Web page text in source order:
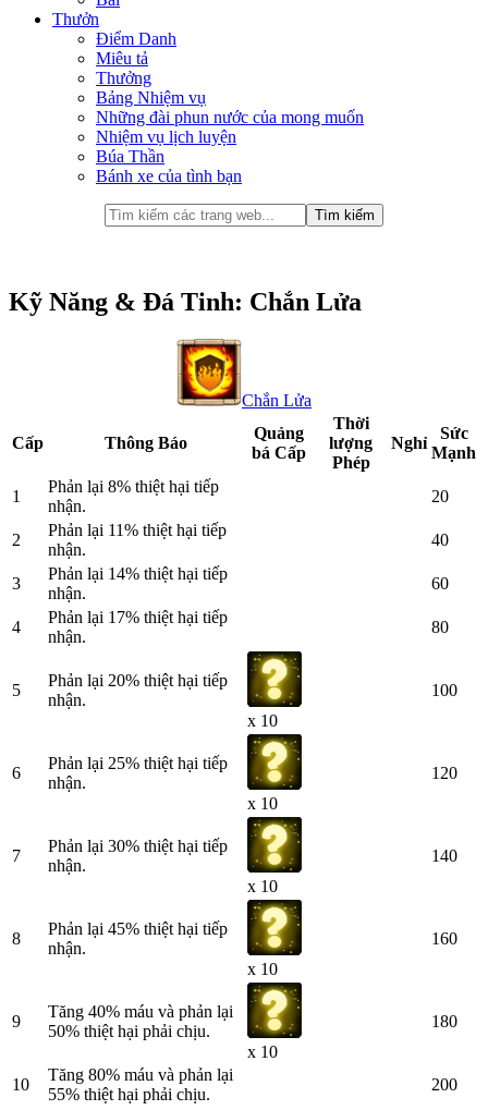
Thưởn
Điểm Danh
Miêu tả
Thưởng
Bảng Nhiệm vụ
Những đài phun nước của mong muốn
Nhiệm vụ lịch luyện
Búa Thần
Bánh xe của tình bạn
Kỹ Năng & Đá Tinh: Chắn Lửa
Chắn Lửa
Cấp Thông Báo
Quảng
bá Cấp
Thời
lượng
Phép
Nghỉ
Sức
Mạnh
1
Phản lại 8% thiệt hại tiếp
nhận.
20
2
Phản lại 11% thiệt hại tiếp
nhận.
40
3
Phản lại 14% thiệt hại tiếp
nhận.
60
4
Phản lại 17% thiệt hại tiếp
nhận.
80
5
Phản lại 20% thiệt hại tiếp
nhận.
x 10
100
6
Phản lại 25% thiệt hại tiếp
nhận.
x 10
120
7
Phản lại 30% thiệt hại tiếp
nhận.
x 10
140
8
Phản lại 45% thiệt hại tiếp
nhận.
x 10
160
9
Tăng 40% máu và phản lại
50% thiệt hại phải chịu.
x 10
180
10
Tăng 80% máu và phản lại
55% thiệt hại phải chịu.
200